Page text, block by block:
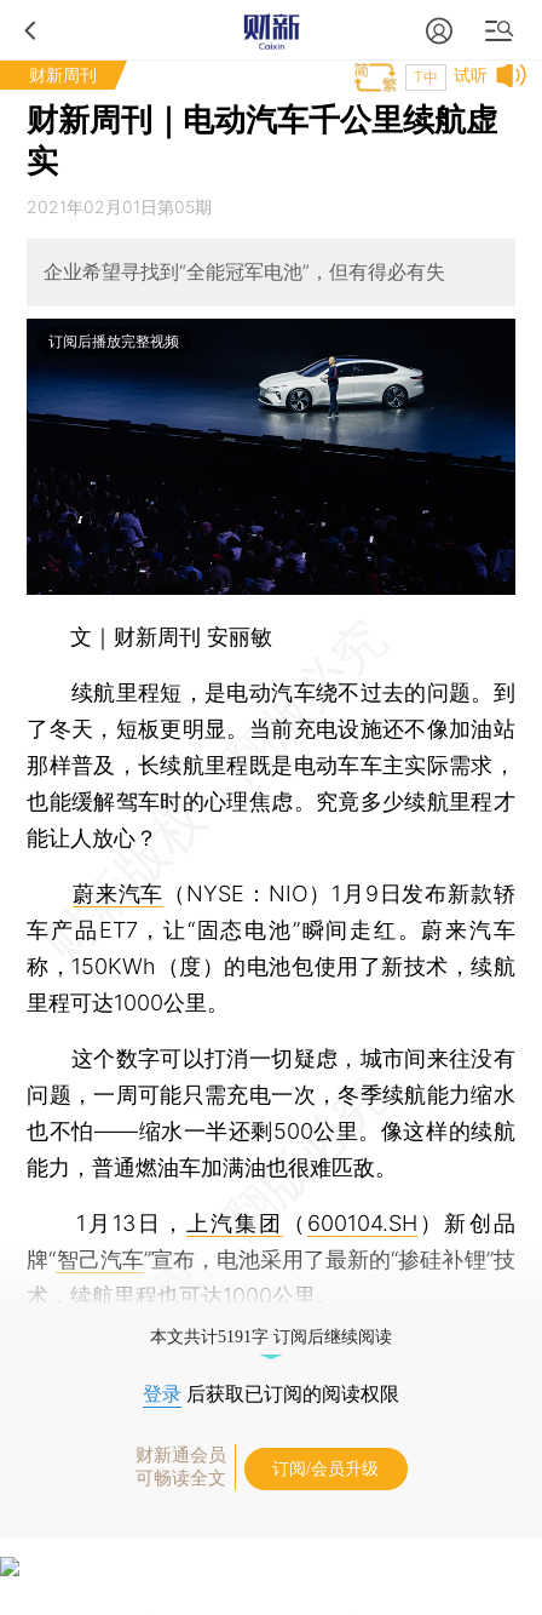
财新周刊 试听
T中
财新周刊｜电动汽车千公里续航虚
实
2021年02月01日第05期
企业希望寻找到“全能冠军电池”，但有得必有失
订阅后播放完整视频
文｜财新周刊 安丽敏
续航里程短，是电动汽车绕不过去的问题。到
了冬天，短板更明显。当前充电设施还不像加油站
那样普及，长续航里程既是电动车车主实际需求，
也能缓解驾车时的心理焦虑。究竟多少续航里程才
能让人放心？
蔚来汽车 （NYSE：NIO）1月9日发布新款轿
车产品ET7，让“固态电池”瞬间走红。蔚来汽车
称，150KWh（度）的电池包使用了新技术，续航
里程可达1000公里。
这个数字可以打消一切疑虑，城市间来往没有
问题，一周可能只需充电一次，冬季续航能力缩水
也不怕——缩水一半还剩500公里。像这样的续航
能力，普通燃油车加满油也很难匹敌。
1月13日， 上汽集团 （ 600104.SH ）新创品
牌“智己汽车”宣布，电池采用了最新的“掺硅补锂”技
术，续航里程也可达1000公里。
本文共计5191字 订阅后继续阅读
登录 后获取已订阅的阅读权限
财新通会员
可畅读全文
订阅/会员升级